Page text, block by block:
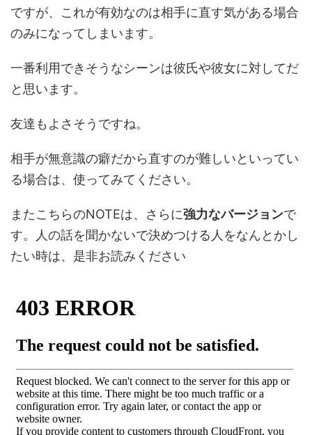
ですが、これが有効なのは相手に直す気がある場合
のみになってしまいます。
一番利用できそうなシーンは彼氏や彼女に対してだ
と思います。
友達もよさそうですね。
相手が無意識の癖だから直すのが難しいといってい
る場合は、使ってみてください。
またこちらのNOTEは、さらに強力なバージョンで
す。人の話を聞かないで決めつける人をなんとかし
たい時は、是非お読みください